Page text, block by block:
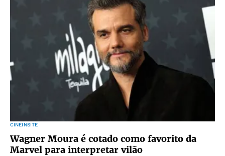
CINEINSITE
Wagner Moura é cotado como favorito da
Marvel para interpretar vilão